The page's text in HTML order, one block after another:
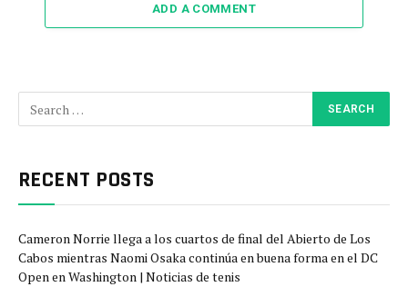
ADD A COMMENT
RECENT POSTS
Cameron Norrie llega a los cuartos de final del Abierto de Los
Cabos mientras Naomi Osaka continúa en buena forma en el DC
Open en Washington | Noticias de tenis